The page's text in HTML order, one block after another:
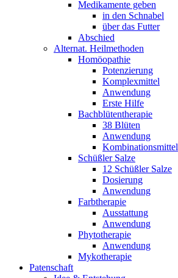
Medikamente geben
in den Schnabel
über das Futter
Abschied
Alternat. Heilmethoden
Homöopathie
Potenzierung
Komplexmittel
Anwendung
Erste Hilfe
Bachblütentherapie
38 Blüten
Anwendung
Kombinationsmittel
Schüßler Salze
12 Schüßler Salze
Dosierung
Anwendung
Farbtherapie
Ausstattung
Anwendung
Phytotherapie
Anwendung
Mykotherapie
Patenschaft